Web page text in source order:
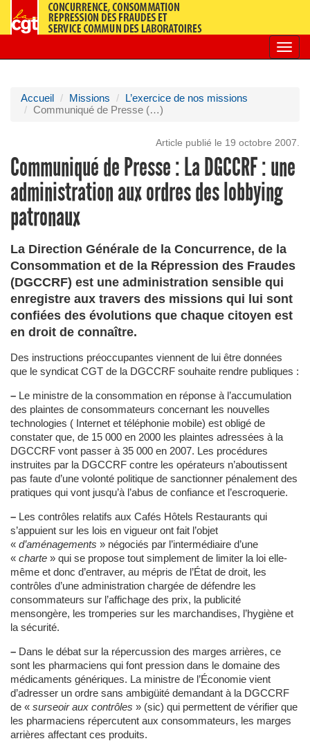
Accueil Missions
L’exercice de nos missions
Communiqué de Presse (…)
Article publié le 19 octobre 2007.
Communiqué de Presse : La DGCCRF : une
administration aux ordres des lobbying
patronaux
La Direction Générale de la Concurrence, de la
Consommation et de la Répression des Fraudes
(DGCCRF) est une administration sensible qui
enregistre aux travers des missions qui lui sont
confiées des évolutions que chaque citoyen est
en droit de connaître.
Des instructions préoccupantes viennent de lui être données
que le syndicat CGT de la DGCCRF souhaite rendre publiques :
– Le ministre de la consommation en réponse à l’accumulation
des plaintes de consommateurs concernant les nouvelles
technologies ( Internet et téléphonie mobile) est obligé de
constater que, de 15 000 en 2000 les plaintes adressées à la
DGCCRF vont passer à 35 000 en 2007. Les procédures
instruites par la DGCCRF contre les opérateurs n’aboutissent
pas faute d’une volonté politique de sanctionner pénalement des
pratiques qui vont jusqu’à l’abus de confiance et l’escroquerie.
– Les contrôles relatifs aux Cafés Hôtels Restaurants qui
s’appuient sur les lois en vigueur ont fait l’objet
« d’aménagements » négociés par l’intermédiaire d’une
« charte » qui se propose tout simplement de limiter la loi elle-
même et donc d’entraver, au mépris de l’État de droit, les
contrôles d’une administration chargée de défendre les
consommateurs sur l’affichage des prix, la publicité
mensongère, les tromperies sur les marchandises, l’hygiène et
la sécurité.
– Dans le débat sur la répercussion des marges arrières, ce
sont les pharmaciens qui font pression dans le domaine des
médicaments génériques. La ministre de l’Économie vient
d’adresser un ordre sans ambigüité demandant à la DGCCRF
de « surseoir aux contrôles » (sic) qui permettent de vérifier que
les pharmaciens répercutent aux consommateurs, les marges
arrières affectant ces produits.